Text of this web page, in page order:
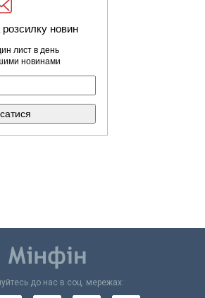
розсилку новин
лист в день
новинами
до нас в соц. мережах: